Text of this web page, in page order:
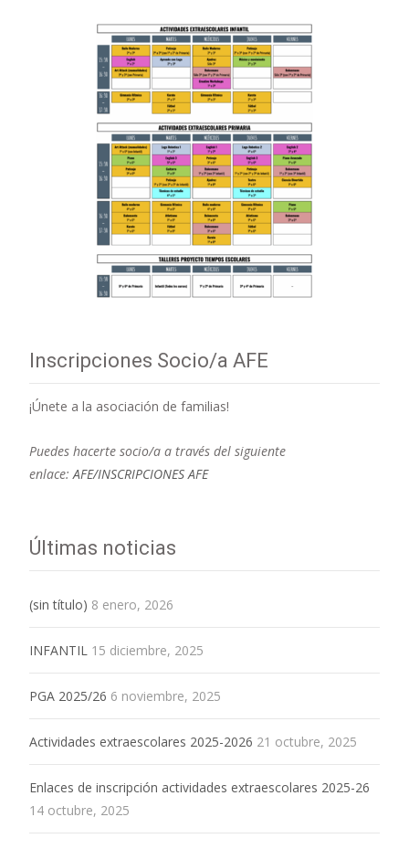
Inscripciones Socio/a AFE
¡Únete a la asociación de familias!
Puedes hacerte socio/a a través del siguiente
enlace:AFE/INSCRIPCIONES AFE
Últimas noticias
(sin título) 8 enero, 2026
INFANTIL 15 diciembre, 2025
PGA 2025/26 6 noviembre, 2025
Actividades extraescolares 2025-2026 21 octubre, 2025
Enlaces de inscripción actividades extraescolares 2025-26
14 octubre, 2025